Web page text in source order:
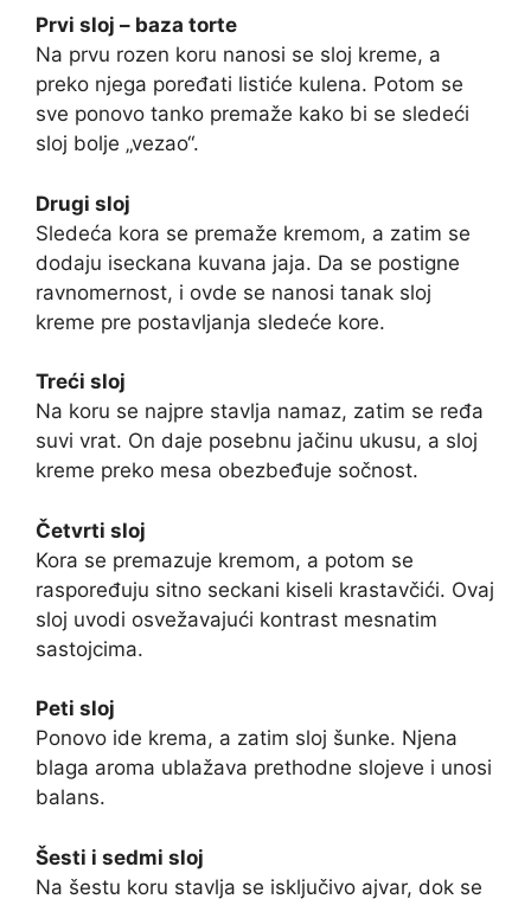
Prvi sloj – baza torte
Na prvu rozen koru nanosi se sloj kreme, a
preko njega poređati listiće kulena. Potom se
sve ponovo tanko premaže kako bi se sledeći
sloj bolje „vezao“.
Drugi sloj
Sledeća kora se premaže kremom, a zatim se
dodaju iseckana kuvana jaja. Da se postigne
ravnomernost, i ovde se nanosi tanak sloj
kreme pre postavljanja sledeće kore.
Treći sloj
Na koru se najpre stavlja namaz, zatim se ređa
suvi vrat. On daje posebnu jačinu ukusu, a sloj
kreme preko mesa obezbeđuje sočnost.
Četvrti sloj
Kora se premazuje kremom, a potom se
raspoređuju sitno seckani kiseli krastavčići. Ovaj
sloj uvodi osvežavajući kontrast mesnatim
sastojcima.
Peti sloj
Ponovo ide krema, a zatim sloj šunke. Njena
blaga aroma ublažava prethodne slojeve i unosi
balans.
Šesti i sedmi sloj
Na šestu koru stavlja se isključivo ajvar, dok se